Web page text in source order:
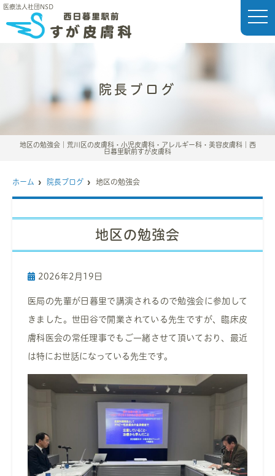
医療法人社団NSD
t
o
i
院長ブログ
地区の勉強会｜荒川区の皮膚科・小児皮膚科・アレルギー科・美容皮膚科｜西
日暮里駅前すが皮膚科
ホーム 院長ブログ 地区の勉強会
地区の勉強会
2026年2月19日
医局の先輩が日暮里で講演されるので勉強会に参加して
きました。世田谷で開業されている先生ですが、臨床皮
膚科医会の常任理事でもご一緒させて頂いており、最近
は特にお世話になっている先生です。